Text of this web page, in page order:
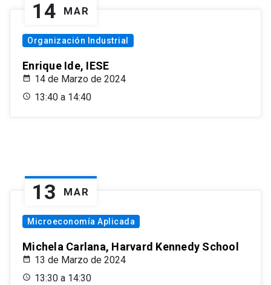
14 MAR
Organización Industrial
Enrique Ide, IESE
14 de Marzo de 2024
13:40 a 14:40
13 MAR
Microeconomía Aplicada
Michela Carlana, Harvard Kennedy School
13 de Marzo de 2024
13:30 a 14:30